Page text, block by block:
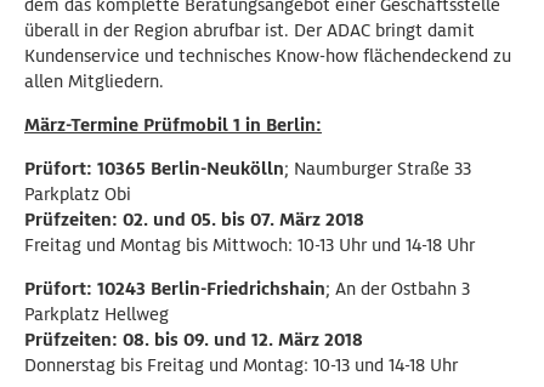
dem das komplette Beratungsangebot einer Geschäftsstelle
überall in der Region abrufbar ist. Der ADAC bringt damit
Kundenservice und technisches Know-how flächendeckend zu
allen Mitgliedern.
März-Termine Prüfmobil 1 in Berlin:
Prüfort: 10365 Berlin-Neukölln; Naumburger Straße 33
Parkplatz Obi
Prüfzeiten: 02. und 05. bis 07. März 2018
Freitag und Montag bis Mittwoch: 10-13 Uhr und 14-18 Uhr
Prüfort: 10243 Berlin-Friedrichshain; An der Ostbahn 3
Parkplatz Hellweg
Prüfzeiten: 08. bis 09. und 12. März 2018
Donnerstag bis Freitag und Montag: 10-13 und 14-18 Uhr